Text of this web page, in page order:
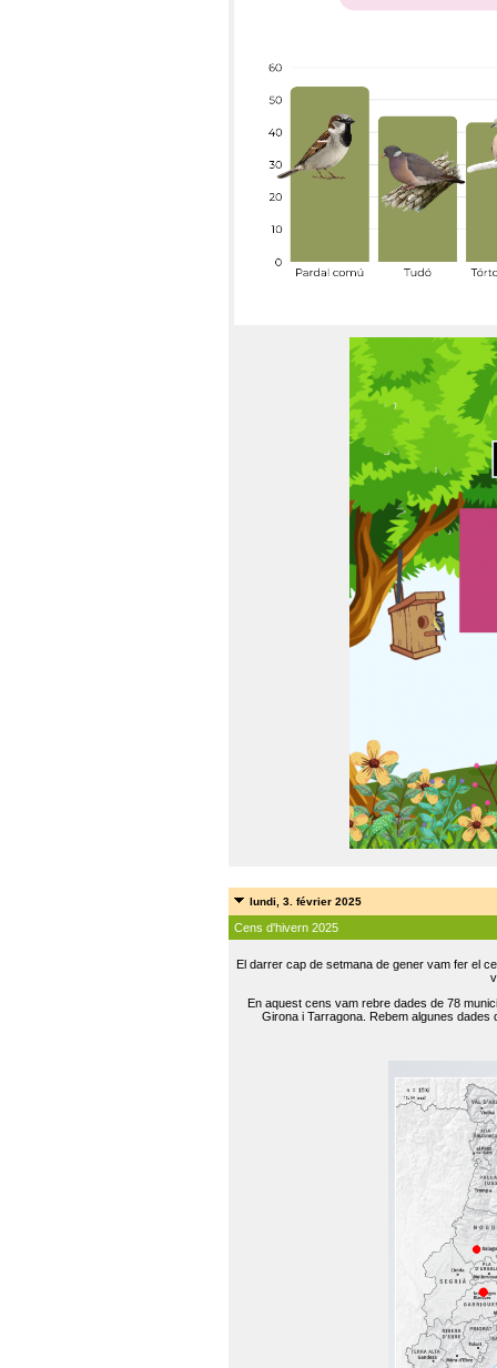
lundi, 3. février 2025
Cens d'hivern 2025
El darrer cap de setmana de gener vam fer el
En aquest cens vam rebre dades de 78
Girona i Tarragona. Rebem algunes